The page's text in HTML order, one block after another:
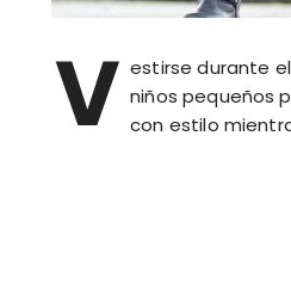
V estirse durante
niños pequeños
con estilo